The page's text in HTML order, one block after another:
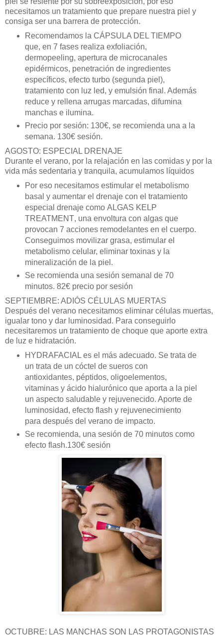
necesitamos un tratamiento que prepare nuestra piel y
consiga ser una barrera de protección.
Recomendamos la CÁPSULA DEL TIEMPO
que, en 7 fases realiza exfoliación,
dermopeeling, apertura de microcanales
epidérmicos, penetración de ingredientes
específicos, efecto turbo (segunda piel),
tratamiento con luz led, y emulsión final. Además
reduce y rellena arrugas marcadas, difumina
manchas e ilumina.
Precio por sesión: 130€, se recomienda una a la
semana. 130€ sesión.
AGOSTO: ESPECIAL DRENAJE
Durante el verano, por la relajación en las comidas y por la
vida más sedentaria y tranquila, acumulamos l íquidos
Por eso necesitamos estimular el metabolismo
basal y aumentar el drenaje con el tratamiento
especial drenaje como ALGAS KELP
TREATMENT, una envoltura con algas que
provocan 7 acciones remodelantes en el cuerpo.
Conseguimos movilizar grasa, estimular el
metabolismo celular, eliminar toxinas y la
mineralización de la piel.
Se recomienda una sesión semanal de 70
minutos. 82€ precio por sesión
SEPTIEMBRE: ADIÓS CÉ LULAS MUERTAS
Después del verano necesitamos eliminar cé lulas muertas,
igualar tono y dar luminosidad. Para conseguirlo
necesitaremos un tratamiento de choque que aporte extra
de luz e hidratación.
HYDRAFACIAL es el más adecuado. Se trata de
un trata de un cóctel de sueros con
antioxidantes, péptidos, oligoelementos,
vitaminas y ácido hialurónicoque aporta a la piel
un aspecto saludable y rejuvenecido. Aporte de
luminosidad, efecto flash y rejuvenecimiento
para después del verano de impacto.
Se recomienda, una sesión de 70 minutos como
efecto flash.130€ sesión
OCTUBRE: LAS MANCHAS SON LAS PROTAGONISTAS